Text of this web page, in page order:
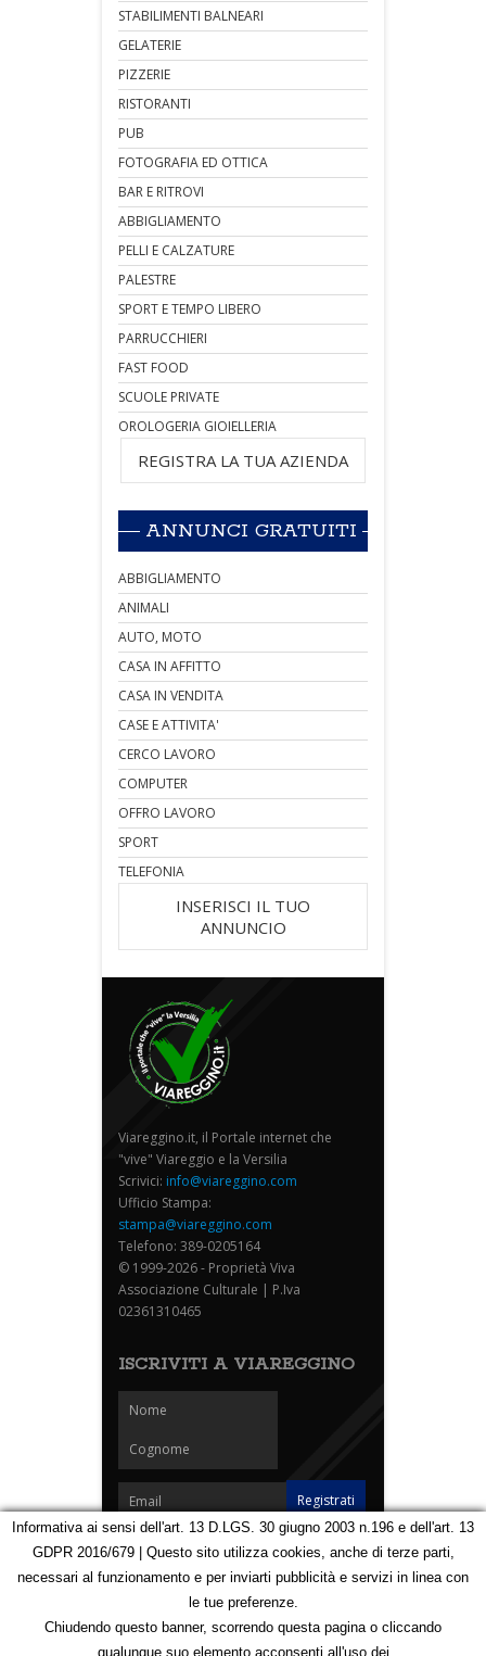
STABILIMENTI BALNEARI
GELATERIE
PIZZERIE
RISTORANTI
PUB
FOTOGRAFIA ED OTTICA
BAR E RITROVI
ABBIGLIAMENTO
PELLI E CALZATURE
PALESTRE
SPORT E TEMPO LIBERO
PARRUCCHIERI
FAST FOOD
SCUOLE PRIVATE
OROLOGERIA GIOIELLERIA
REGISTRA LA TUA AZIENDA
ANNUNCI GRATUITI
ABBIGLIAMENTO
ANIMALI
AUTO, MOTO
CASA IN AFFITTO
CASA IN VENDITA
CASE E ATTIVITA'
CERCO LAVORO
COMPUTER
OFFRO LAVORO
SPORT
TELEFONIA
INSERISCI IL TUO
ANNUNCIO
Viareggino.it, il Portale internet che
"vive" Viareggio e la Versilia
Scrivici: info@viareggino.com
Ufficio Stampa:
stampa@viareggino.com
Telefono: 389-0205164
© 1999-2026 - Proprietà Viva
Associazione Culturale | P.Iva
02361310465
ISCRIVITI A VIAREGGINO
Homepage Notizie Speciali Eventi Foto Carnevale
Partners
Contatti
Mappa
Informativa ai sensi dell'art. 13 D.LGS. 30 giugno 2003 n.196 e dell'art. 13
GDPR 2016/679 | Questo sito utilizza cookies, anche di terze parti,
necessari al funzionamento e per inviarti pubblicità e servizi in linea con
le tue preferenze.
Chiudendo questo banner, scorrendo questa pagina o cliccando
qualunque suo elemento acconsenti all'uso dei